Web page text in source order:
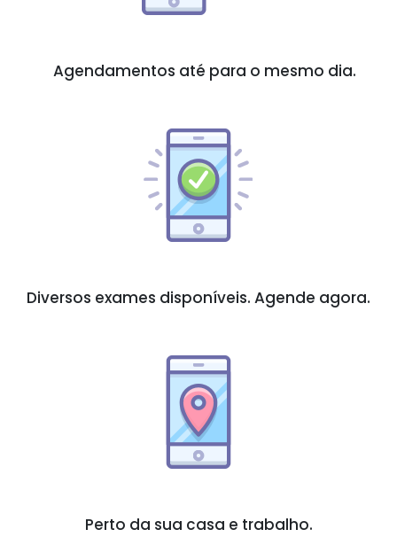
Agendamentos até para o mesmo dia.
Diversos exames disponíveis. Agende agora.
Perto da sua casa e trabalho.